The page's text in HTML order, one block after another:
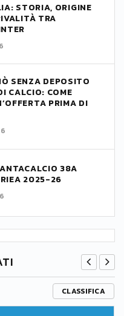
STORIA, ORIGINE
TRA
SENZA DEPOSITO
CALCIO: COME
PRIMA DI
38A
2025-26
CLASSIFICA